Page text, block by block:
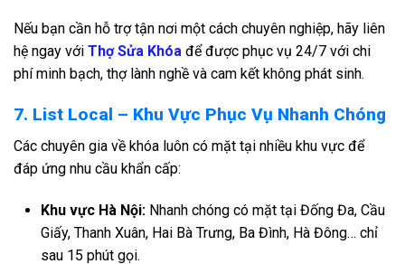
Nếu bạn cần hỗ trợ tận nơi một cách chuyên nghiệp, hãy liên
hệ ngay với Thợ Sửa Khóa để được phục vụ 24/7 với chi
phí minh bạch, thợ lành nghề và cam kết không phát sinh.
7. List Local – Khu Vực Phục Vụ Nhanh Chóng
Các chuyên gia về khóa luôn có mặt tại nhiều khu vực để
đáp ứng nhu cầu khẩn cấp:
Khu vực Hà Nội: Nhanh chóng có mặt tại Đống Đa, Cầu
Giấy, Thanh Xuân, Hai Bà Trưng, Ba Đình, Hà Đông… chỉ
sau 15 phút gọi.